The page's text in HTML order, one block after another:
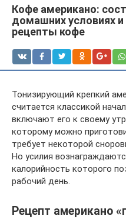
Кофе американо:
домашних условиях
рецепты кофе
Тонизирующий крепкий
считается классикой
включают его к своему
которому можно
требует некоторой
Но усилия
калорийность которого
рабочий день.
Рецепт американо